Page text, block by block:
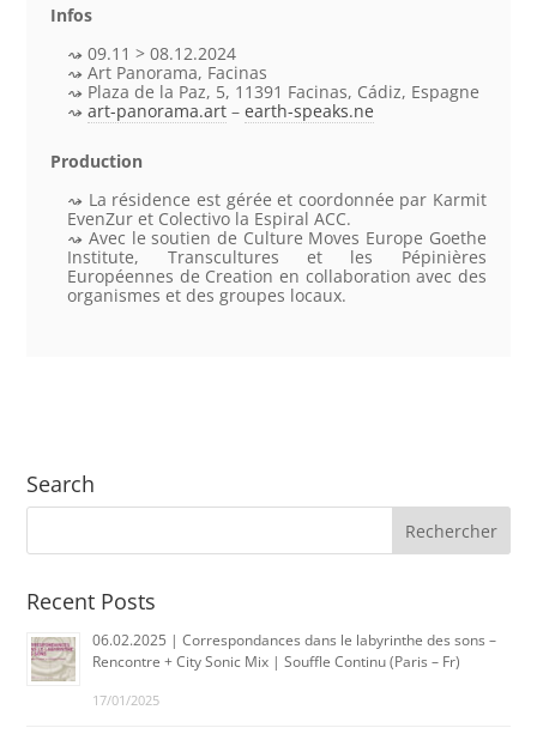
Infos
09.11 > 08.12.2024
Art Panorama, Facinas
Plaza de la Paz, 5, 11391 Facinas, Cádiz, Espagne
art-panorama.art –earth-speaks.ne
Production
La résidence est gérée et coordonnée par Karmit
EvenZur et Colectivo la Espiral ACC.
Avec le soutien de Culture Moves Europe Goethe
Institute, Transcultures et les Pépinières
Européennes de Creation en collaboration avec des
organismes et des groupes locaux.
Search
Recent Posts
06.02.2025 | Correspondances dans le labyrinthe des sons –
Rencontre + City Sonic Mix | Souffle Continu (Paris – Fr)
17/01/2025